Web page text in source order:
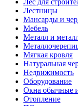
Лестницы
Мансарды и
Мебель
Металл и
Мягкая кровля
Натуральная
Недвижимость
Оборудование
Окна обычные
Отопление